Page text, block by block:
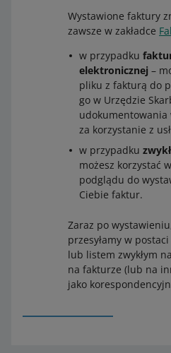
Wystawione faktury
zawsze w zakładce
w przypadku
elektronicznej –
pliku z fakturą do
go w Urzędzie
udokumentowania
za korzystanie z
w przypadku
możesz korzystać
podglądu do
Ciebie faktur.
Zaraz po
przesyłamy w
lub listem zwykłym
na fakturze (lub na
jako